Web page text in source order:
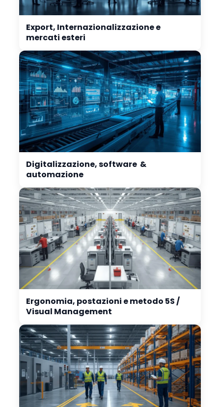
Export, Internazionalizzazione e
mercati esteri
Digitalizzazione, software &
automazione
Ergonomia, postazioni e metodo 5S /
Visual Management